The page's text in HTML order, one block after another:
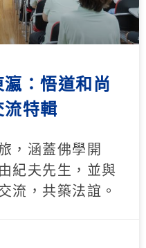
：悟道和尚
流特輯
，涵蓋佛學開
紀夫先生，並與
流，共築法誼。